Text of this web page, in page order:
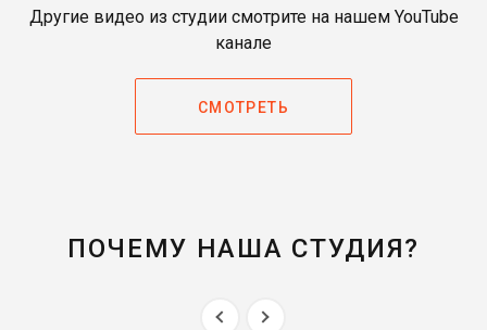
Другие видео из студии смотрите на нашем YouTube
канале
СМОТРЕТЬ
ПОЧЕМУ НАША СТУДИЯ?